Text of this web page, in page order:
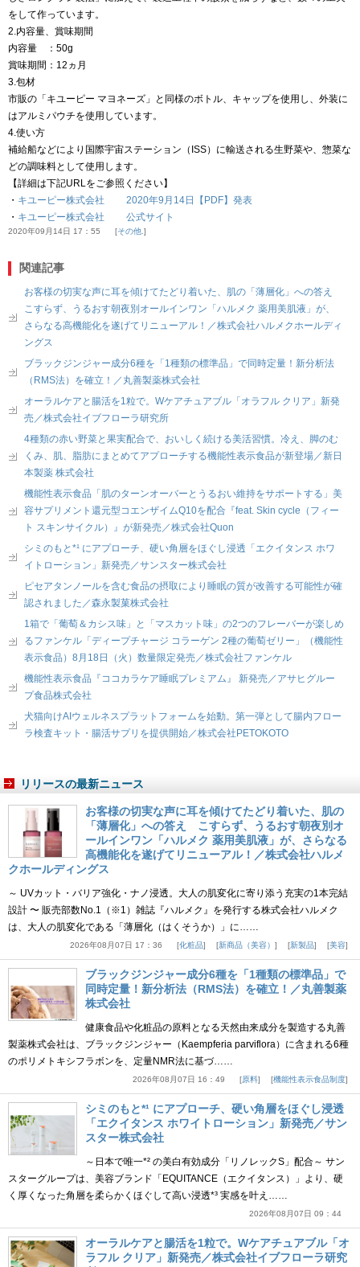
をして作っています。
2.内容量、賞味期間
内容量 ：50g
賞味期間：12ヵ月
3.包材
市販の「キユーピー マヨネーズ」と同様のボトル、キャップを使用し、外装に
はアルミパウチを使用しています。
4.使い方
補給船などにより国際宇宙ステーション（ISS）に輸送される生野菜や、惣菜な
どの調味料として使用します。
【詳細は下記URLをご参照ください】
・ キユーピー株式会社 2020年9月14日【PDF】発表
・ キユーピー株式会社 公式サイト
2020年09月14日 17：55 その他.
関連記事
お客様の切実な声に耳を傾けてたどり着いた、肌の「薄層化」への答え
こすらず、うるおす朝夜別オールインワン「ハルメク 薬用美肌液」が、
さらなる高機能化を遂げてリニューアル！／株式会社ハルメクホールディ
ングス
ブラックジンジャー成分6種を「1種類の標準品」で同時定量！新分析法
（RMS法）を確立！／丸善製薬株式会社
オーラルケアと腸活を1粒で。Wケアチュアブル「オラフル クリア」新発
売／株式会社イブフローラ研究所
4種類の赤い野菜と果実配合で、おいしく続ける美活習慣。冷え、脚のむ
くみ、肌、脂肪にまとめてアプローチする機能性表示食品が新登場／新日
本製薬 株式会社
機能性表示食品「肌のターンオーバーとうるおい維持をサポートする」美
容サプリメント還元型コエンザイムQ10を配合『feat. Skin cycle（フィー
ト スキンサイクル）』が新発売／株式会社Quon
シミのもと*¹ にアプローチ、硬い角層をほぐし浸透「エクイタンス ホワ
イトローション」新発売／サンスター株式会社
ピセアタンノールを含む食品の摂取により睡眠の質が改善する可能性が確
認されました／森永製菓株式会社
1箱で「葡萄＆カシス味」と「マスカット味」の2つのフレーバーが楽しめ
るファンケル「ディープチャージ コラーゲン 2種の葡萄ゼリー」（機能性
表示食品）8月18日（火）数量限定発売／株式会社ファンケル
機能性表示食品『ココカラケア睡眠プレミアム』 新発売／アサヒグルー
プ食品株式会社
犬猫向けAIウェルネスプラットフォームを始動。第一弾として腸内フロー
ラ検査キット・腸活サプリを提供開始／株式会社PETOKOTO
リリースの最新ニュース
お客様の切実な声に耳を傾けてたどり着いた、肌の
「薄層化」への答え こすらず、うるおす朝夜別オ
ールインワン「ハルメク 薬用美肌液」が、さらなる
高機能化を遂げてリニューアル！／株式会社ハルメ
クホールディングス
～ UVカット・バリア強化・ナノ浸透。大人の肌変化に寄り添う充実の1本完結
設計 〜 販売部数No.1（※1）雑誌『ハルメク』を発行する株式会社ハルメク
は、大人の肌変化である「薄層化（はくそうか）」に……
2026年08月07日 17：36 化粧品 新商品（美容） 新製品 美容
ブラックジンジャー成分6種を「1種類の標準品」で
同時定量！新分析法（RMS法）を確立！／丸善製薬
株式会社
健康食品や化粧品の原料となる天然由来成分を製造する丸善
製薬株式会社は、ブラックジンジャー（Kaempferia parviflora）に含まれる6種
のポリメトキシフラボンを、定量NMR法に基づ……
2026年08月07日 16：49 原料 機能性表示食品制度
シミのもと*¹ にアプローチ、硬い角層をほぐし浸透
「エクイタンス ホワイトローション」新発売／サン
スター株式会社
～日本で唯一*² の美白有効成分「リノレックS」配合～ サン
スターグループは、美容ブランド「EQUITANCE（エクイタンス）」より、硬
く厚くなった角層を柔らかくほぐして高い浸透*³ 実感を叶え……
2026年08月07日 09：44
オーラルケアと腸活を1粒で。Wケアチュアブル「オ
ラフル クリア」新発売／株式会社イブフローラ研究